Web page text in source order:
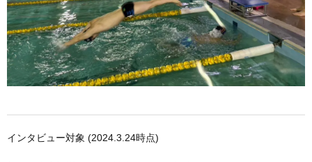
インタビュー対象 (2024.3.24時点)